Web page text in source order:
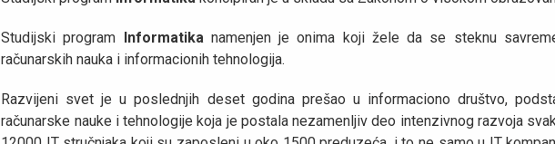
Studijski program Informatikanamenjen je onima koji žele da se steknu
računarskih nauka i informacionih tehnologija.
Razvijeni svet je u poslednjih deset godina prešao u informaciono društvo,
računarske nauke i tehnologije koja je postala nezamenljiv deo intenzivnog razvoja